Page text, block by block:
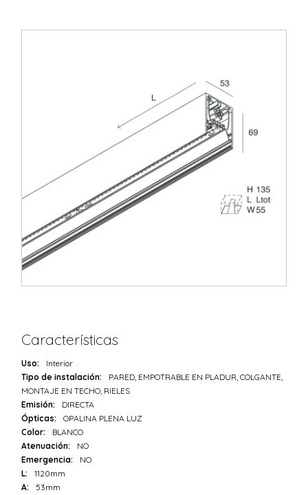
Características
Uso:
Interior
Tipo de instalación:
PARED, EMPOTRABLE EN PLADUR, COLGANTE,
MONTAJE EN TECHO, RIELES
Emisión:
DIRECTA
Ópticas:
OPALINA PLENA LUZ
Color:
BLANCO
Atenuación:
NO
Emergencia:
NO
L:
1120mm
A:
53mm